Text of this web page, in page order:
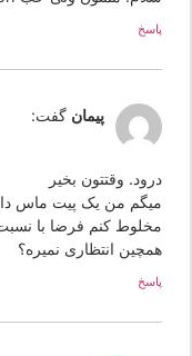
پیمان گفت:
وقتتون بخیر
کنم فرضا با نسبت
انتظاری نمیره؟